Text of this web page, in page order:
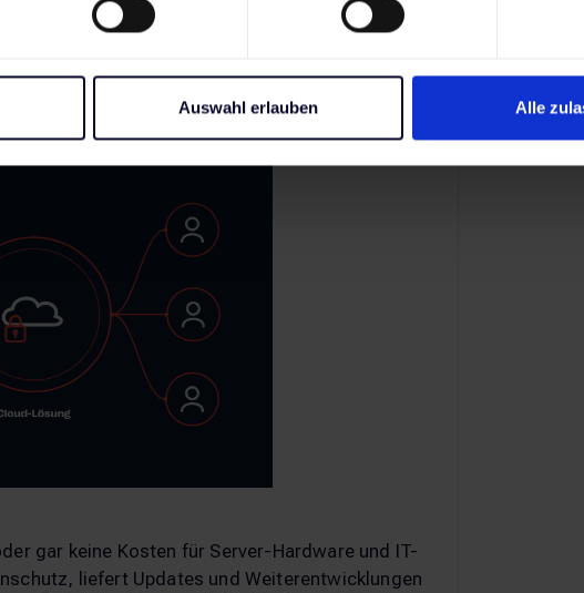
Auswahl erlauben Alle
gewonnen. Unternehmen brauchen keinen
Wartung und Sicherheit übernimmt der Provider,
sind nicht nötig. Vorausgesetzt wird nur ein
gar keine Kosten für Server-Hardware und IT-
liefert Updates und Weiterentwicklungen